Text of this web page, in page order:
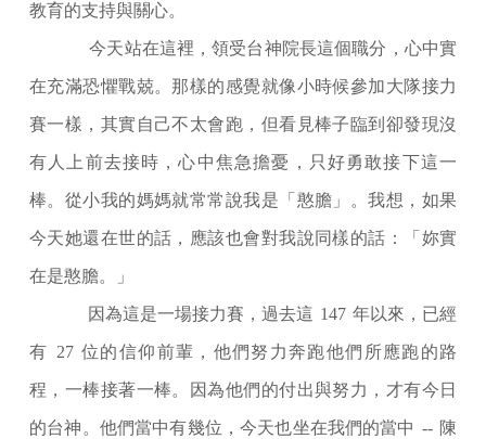
教育的支持與關心。
今天站在這裡，領受台神院長這個職分，心中實
在充滿恐懼戰兢。那樣的感覺就像小時候參加大隊接力
賽一樣，其實自己不太會跑，但看見棒子臨到卻發現沒
有人上前去接時，心中焦急擔憂，只好勇敢接下這一
棒。從小我的媽媽就常常說我是「憨膽」。我想，如果
今天她還在世的話，應該也會對我說同樣的話：「妳實
在是憨膽。」
因為這是一場接力賽，過去這 147 年以來，已經
有 27 位的信仰前輩，他們努力奔跑他們所應跑的路
程，一棒接著一棒。因為他們的付出與努力，才有今日
的台神。他們當中有幾位，今天也坐在我們的當中 -- 陳